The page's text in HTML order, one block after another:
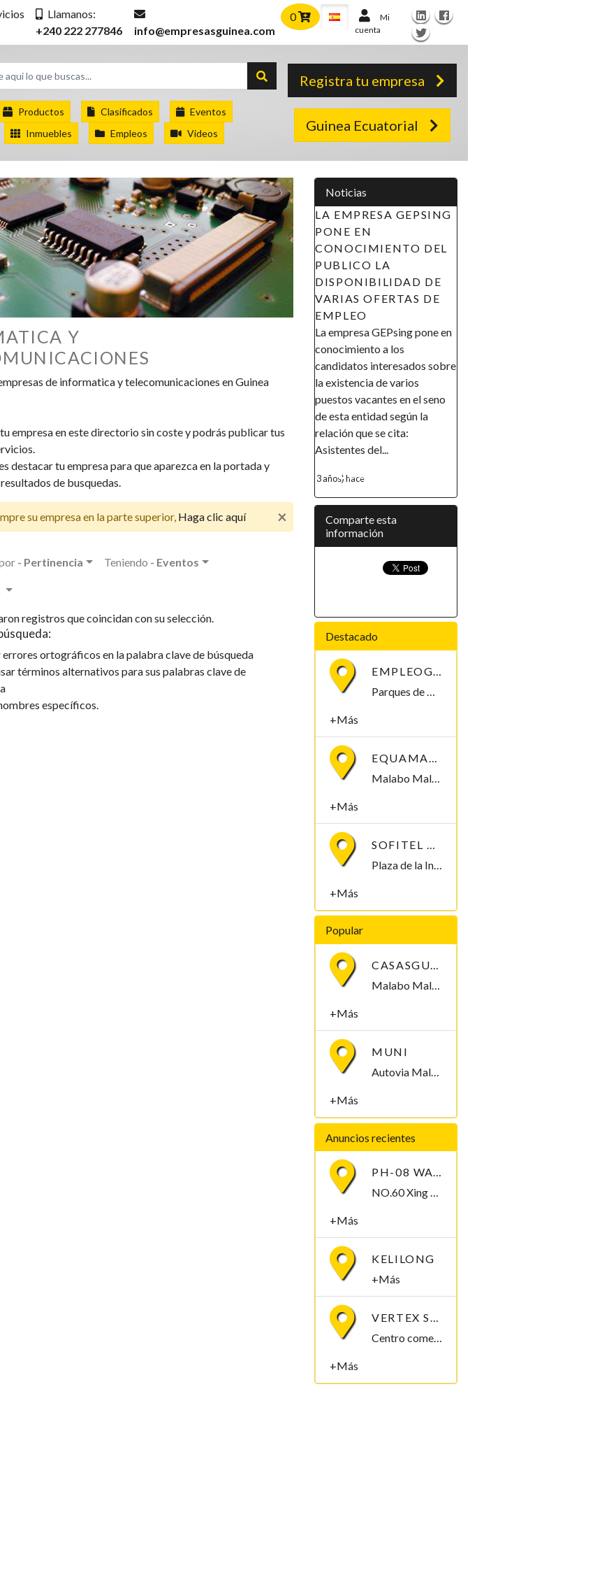
Llamanos:
+240 222 277846
info@empresasguinea.com
0
Mi
cuenta
Productos Clasificados
Eventos
Inmuebles
Empleos Videos
Registra tu empresa
Guinea Ecuatorial
Y
de informatica y telecomunicaciones en Guinea
empresa en este directorio sin coste y podrás publicar tus
destacar tu empresa para que aparezca en la portada y
de busquedas.
×
su empresa en la parte superior, Haga clic aquí
- Pertinencia Teniendo - Eventos
registros que coincidan con su selección.
ortográficos en la palabra clave de búsqueda
términos alternativos para sus palabras clave de
específicos.
Noticias
LA EMPRESA GEPSING
PONE EN
CONOCIMIENTO DEL
PUBLICO LA
DISPONIBILIDAD DE
VARIAS OFERTAS DE
EMPLEO
la existencia de varios
relación que se cita:
APOYO A LAS
INICIATIVAS DE LA
MUJER EN GUINEA
ECUATORIAL
(AIMUGE) - AVISO DE
RECLUTAMIENTO
AVISO DE
RECLUTAMIENTO El
Gobierno de la República de
Guinea Ecuatorial en el marco
de su política de promover la
inclusión y la autonomía
financiera, así como el
empoderamiento de la mujer,
ha...
4 años) hace
Comparte esta
información
Destacado
EMPLEOGUINEA
Parques de Africa SN. Malabo, Bioko Norte 0000, Guinea Ecuatorial
+Más
EQUAMARKETING SMS
Malabo Malabo, Bioko Norte , Guinea Ecuatorial
+Más
SOFITEL MALABO PRESIDENT PALACE
Plaza de la Independencia Centro Historico Zona Presidencial P.O.BOX383 Malabo, Bioko Norte , Guinea Ecuatorial
+Más
Popular
CASASGUINEA.COM
Malabo Malabo, Bioko Norte , Guinea Ecuatorial
+Más
MUNI
Autovia Malabo II Malabo, Bioko Norte , Guinea Ecuatorial
+Más
Anuncios recientes
PH-08 WATERPROOF PEN-TYPE SOIL PH METER
NO.60 Xing Ye Middle Road Fuan Fujian China , 355019,
+Más
KELILONG
+Más
VERTEX SOLUCIONES S.L.
Centro comercial Mbuña Bocamba, primera planta. Bata, Litoral , Guinea Ecuatorial
+Más